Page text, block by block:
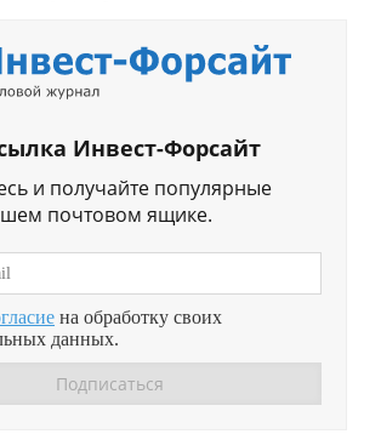
Инвест-Форсайт
и получайте популярные
почтовом ящике.
на обработку своих
данных.